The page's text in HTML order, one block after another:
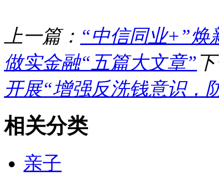
上一篇： “中信同业+”焕
做实金融“五篇大文章”
开展“增强反洗钱意识，
相关分类
亲子